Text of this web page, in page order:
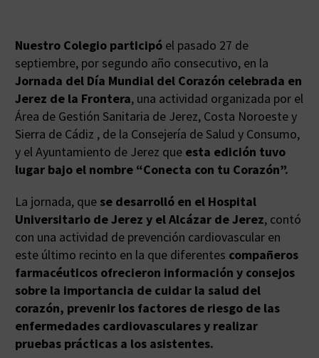
Nuestro Colegio participó el pasado 27 de
septiembre, por segundo año consecutivo, en la
Jornada del Día Mundial del Corazón celebrada en
Jerez de la Frontera, una actividad organizada por el
Área de Gestión Sanitaria de Jerez, Costa Noroeste y
Sierra de Cádiz , de la Consejería de Salud y Consumo,
y el Ayuntamiento de Jerez que esta edición tuvo
lugar bajo el nombre “Conecta con tu Corazón”.
La jornada, que se desarrolló en el Hospital
Universitario de Jerez y el Alcázar de Jerez, contó
con una actividad de prevención cardiovascular en
este último recinto en la que diferentes compañeros
farmacéuticos ofrecieron información y consejos
sobre la importancia de cuidar la salud del
corazón, prevenir los factores de riesgo de las
enfermedades cardiovasculares y realizar
pruebas prácticas a los asistentes.